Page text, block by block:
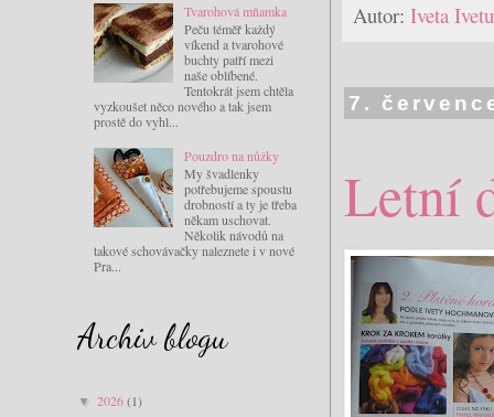
Autor: Iveta
7.
Letní
Tvarohová mňamka
Peču téměř každý
víkend a tvarohové
buchty patří mezi
naše oblíbené.
Tentokrát jsem chtěla
vyzkoušet něco nového a tak jsem
prostě do vyhl...
Pouzdro na nůžky
My švadlenky
potřebujeme spoustu
drobností a ty je třeba
někam uschovat.
Několik návodů na
takové schovávačky naleznete i v nové
Pra...
Archiv blogu
▼ 2026(1)